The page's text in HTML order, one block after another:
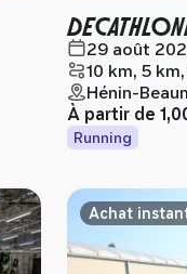
29 août
10 km, 5 km,
Hénin-
À partir de
Running
Achat